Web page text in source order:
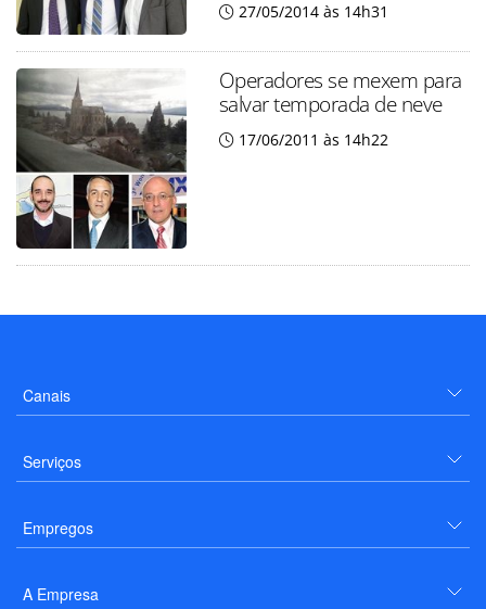
27/05/2014 às 14h31
Operadores se mexem para
salvar temporada de neve
17/06/2011 às 14h22
Canais
Serviços
Empregos
A Empresa